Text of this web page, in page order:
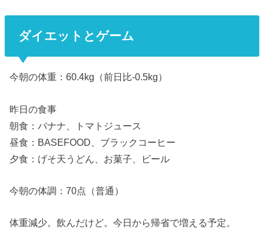
ダイエットとゲーム
今朝の体重：60.4kg（前日比-0.5kg）
昨日の食事
朝食：バナナ、トマトジュース
昼食：BASEFOOD、ブラックコーヒー
夕食：げそ天うどん、お菓子、ビール
今朝の体調：70点（普通）
体重減少。飲んだけど。今日から帰省で増える予定。